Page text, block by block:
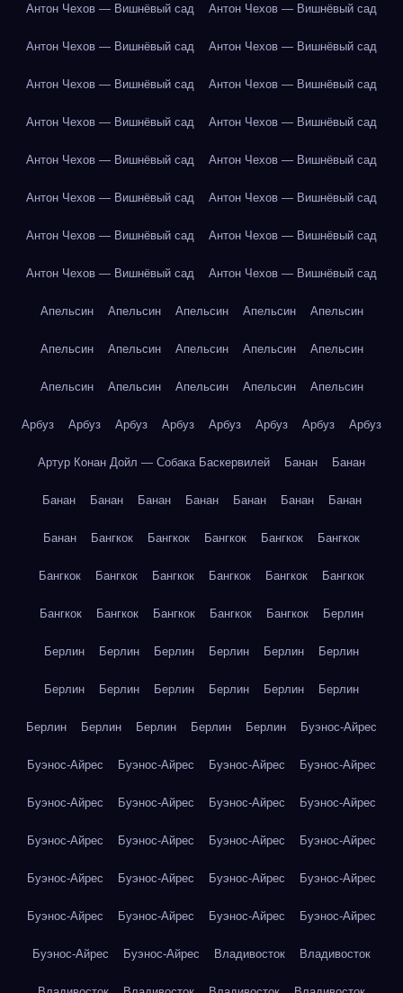
Антон Чехов — Вишнёвый сад Антон Чехов — Вишнёвый сад
Антон Чехов — Вишнёвый сад Антон Чехов — Вишнёвый сад
Антон Чехов — Вишнёвый сад Антон Чехов — Вишнёвый сад
Антон Чехов — Вишнёвый сад Антон Чехов — Вишнёвый сад
Антон Чехов — Вишнёвый сад Антон Чехов — Вишнёвый сад
Антон Чехов — Вишнёвый сад Антон Чехов — Вишнёвый сад
Антон Чехов — Вишнёвый сад Антон Чехов — Вишнёвый сад
Антон Чехов — Вишнёвый сад Антон Чехов — Вишнёвый сад
Апельсин Апельсин Апельсин Апельсин Апельсин
Апельсин Апельсин Апельсин Апельсин Апельсин
Апельсин Апельсин Апельсин Апельсин Апельсин
Арбуз Арбуз Арбуз Арбуз Арбуз Арбуз Арбуз Арбуз
Артур Конан Дойл — Собака Баскервилей Банан Банан
Банан Банан Банан Банан Банан Банан Банан
Банан Бангкок Бангкок Бангкок Бангкок Бангкок
Бангкок Бангкок Бангкок Бангкок Бангкок Бангкок
Бангкок Бангкок Бангкок Бангкок Бангкок Берлин
Берлин Берлин Берлин Берлин Берлин Берлин
Берлин Берлин Берлин Берлин Берлин Берлин
Берлин Берлин Берлин Берлин Берлин Буэнос-Айрес
Буэнос-Айрес Буэнос-Айрес Буэнос-Айрес Буэнос-Айрес
Буэнос-Айрес Буэнос-Айрес Буэнос-Айрес Буэнос-Айрес
Буэнос-Айрес Буэнос-Айрес Буэнос-Айрес Буэнос-Айрес
Буэнос-Айрес Буэнос-Айрес Буэнос-Айрес Буэнос-Айрес
Буэнос-Айрес Буэнос-Айрес Буэнос-Айрес Буэнос-Айрес
Буэнос-Айрес Буэнос-Айрес Владивосток Владивосток